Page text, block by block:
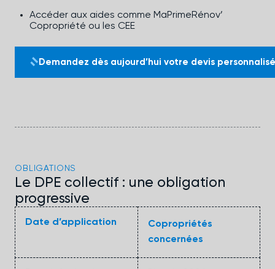
Accéder aux aides comme MaPrimeRénov’
Copropriété ou les CEE
Demandez dès aujourd’hui votre devis
OBLIGATIONS
Le DPE collectif : une obligation
progressive
Date d’application
Copropriétés
concernées